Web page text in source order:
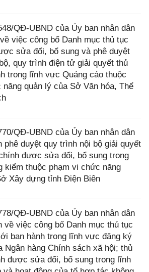
QĐ-UBND của Ủy ban nhân dân
việc công bố Danh mục thủ tục
sửa đổi, bổ sung và phê duyệt
quy trình điện tử giải quyết thủ
trong lĩnh vực Quảng cáo thuộc
quản lý của Sở Văn hóa, Thể
QĐ-UBND của Ủy ban nhân dân
phê duyệt quy trình nội bộ giải quyết
được sửa đổi, bổ sung trong
kiểm thuộc phạm vi chức năng
Xây dựng tỉnh Điện Biên
QĐ-UBND của Ủy ban nhân dân
về việc công bố Danh mục thủ tục
ban hành trong lĩnh vực đăng ký
Ngân hàng Chính sách xã hội; thủ
được sửa đổi, bổ sung trong lĩnh